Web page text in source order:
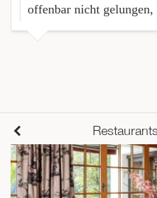
offenbar nicht gelungen,